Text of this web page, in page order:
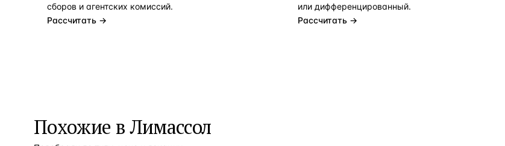
сборов и агентских комиссий.
Рассчитать →
или дифференцированный.
Рассчитать →
Похожие в Лимассол